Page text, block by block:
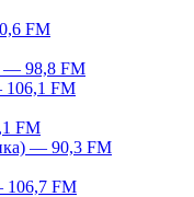
FM
— 98,8 FM
FM
FM
— 90,3 FM
106,7 FM